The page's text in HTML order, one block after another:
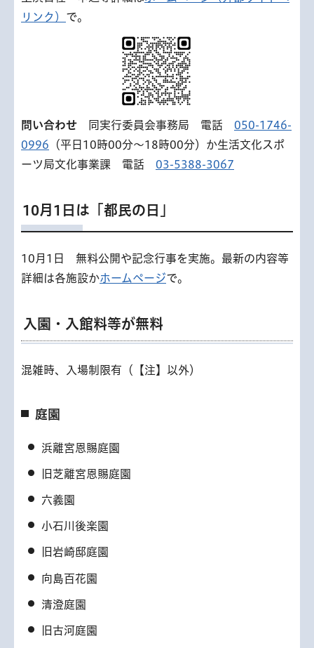
リンク） で。
問い合わせ 同実行委員会事務局 電話 050-1746-
0996 （平日10時00分～18時00分）か生活文化スポ
ーツ局文化事業課 電話 03-5388-3067
10月1日は「都民の日」
10月1日 無料公開や記念行事を実施。最新の内容等
詳細は各施設かホームページで。
入園・入館料等が無料
混雑時、入場制限有（【注】以外）
庭園
浜離宮恩賜庭園
旧芝離宮恩賜庭園
六義園
小石川後楽園
旧岩崎邸庭園
向島百花園
清澄庭園
旧古河庭園